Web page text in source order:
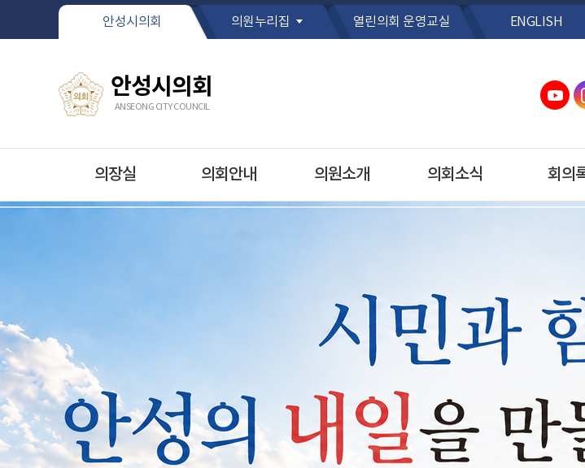
본문바로가기
안성시의회
의원누리집 열린의회 운영교실 ENGLISH
안성시의회
ANSEONG CITY COUNCIL
의장실 의회안내 의원소개 의회소식 회의